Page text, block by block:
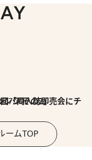
人誌即売会にチャレンジ その2」
ームTOP